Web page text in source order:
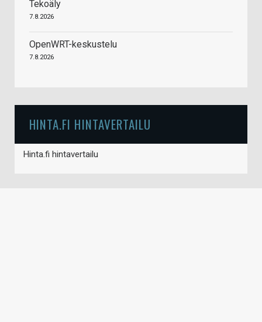
Tekoäly
7.8.2026
OpenWRT-keskustelu
7.8.2026
HINTA.FI HINTAVERTAILU
Hinta.fi hintavertailu